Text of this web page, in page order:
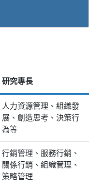
研究專長
人力資源管理、組織發
展、創造思考、決策行
為等
行銷管理、服務行銷、
關係行銷、組織管理、
策略管理